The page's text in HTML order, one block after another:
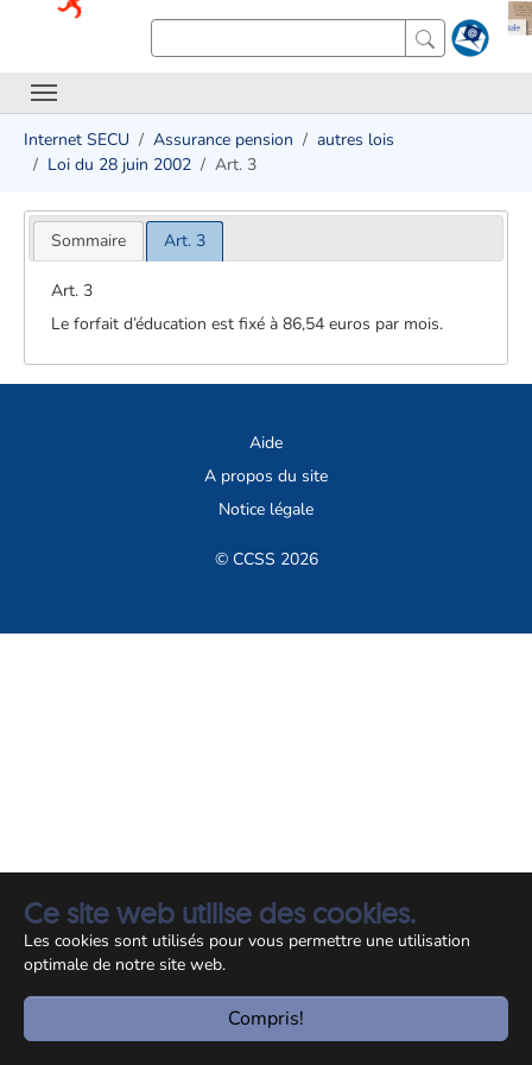
Ce site web utilise des cookies.
Les cookies sont utilisés pour vous permettre une utilisation
optimale de notre site web.
Compris!
Internet SECU Assurance pension
autres lois
Loi du 28 juin 2002
Art. 3
Sommaire Art. 3
Art. 3
Le forfait d’éducation est fixé à 86,54 euros par mois.
Aide
A propos du site
Notice légale
© CCSS 2026